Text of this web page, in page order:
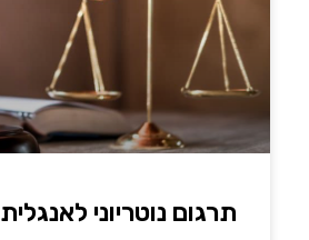
תרגום נוטריוני לאנגלית